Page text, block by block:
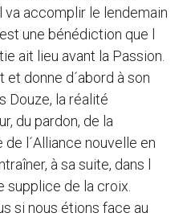
va accomplir le lendemain
une bénédiction que l
ait lieu avant la Passion.
donne d´abord à son
Douze, la réalité
du pardon, de la
l´Alliance nouvelle en
à sa suite, dans l
supplice de la croix.
si nous étions face au